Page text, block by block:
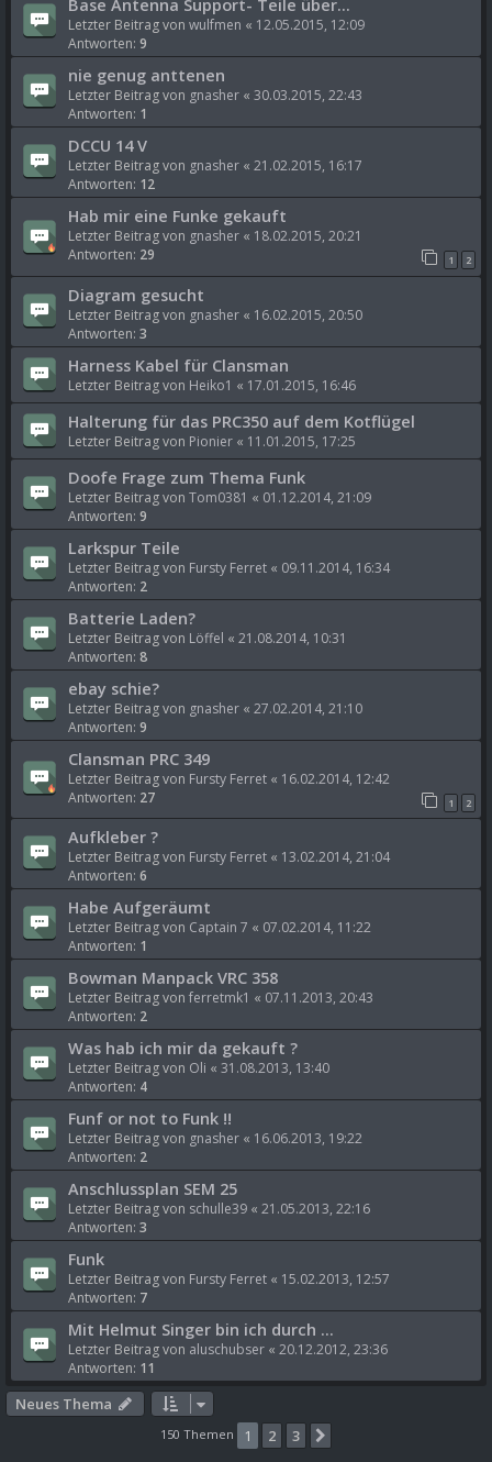
Base Antenna Support- Teile über...
Letzter Beitrag von wulfmen « 12.05.2015, 12:09
Antworten: 9
nie genug anttenen
Letzter Beitrag von gnasher « 30.03.2015, 22:43
Antworten: 1
DCCU 14 V
Letzter Beitrag von gnasher « 21.02.2015, 16:17
Antworten: 12
Hab mir eine Funke gekauft
Letzter Beitrag von gnasher « 18.02.2015, 20:21
Antworten: 29 1 2
Diagram gesucht
Letzter Beitrag von gnasher « 16.02.2015, 20:50
Antworten: 3
Harness Kabel für Clansman
Letzter Beitrag von Heiko1 « 17.01.2015, 16:46
Halterung für das PRC350 auf dem Kotflügel
Letzter Beitrag von Pionier « 11.01.2015, 17:25
Doofe Frage zum Thema Funk
Letzter Beitrag von Tom0381 « 01.12.2014, 21:09
Antworten: 9
Larkspur Teile
Letzter Beitrag von Fursty Ferret « 09.11.2014, 16:34
Antworten: 2
Batterie Laden?
Letzter Beitrag von Löffel « 21.08.2014, 10:31
Antworten: 8
ebay schie?
Letzter Beitrag von gnasher « 27.02.2014, 21:10
Antworten: 9
Clansman PRC 349
Letzter Beitrag von Fursty Ferret « 16.02.2014, 12:42
Antworten: 27 1 2
Aufkleber ?
Letzter Beitrag von Fursty Ferret « 13.02.2014, 21:04
Antworten: 6
Habe Aufgeräumt
Letzter Beitrag von Captain 7 « 07.02.2014, 11:22
Antworten: 1
Bowman Manpack VRC 358
Letzter Beitrag von ferretmk1 « 07.11.2013, 20:43
Antworten: 2
Was hab ich mir da gekauft ?
Letzter Beitrag von Oli « 31.08.2013, 13:40
Antworten: 4
Funf or not to Funk !!
Letzter Beitrag von gnasher « 16.06.2013, 19:22
Antworten: 2
Anschlussplan SEM 25
Letzter Beitrag von schulle39 « 21.05.2013, 22:16
Antworten: 3
Funk
Letzter Beitrag von Fursty Ferret « 15.02.2013, 12:57
Antworten: 7
Mit Helmut Singer bin ich durch ...
Letzter Beitrag von aluschubser « 20.12.2012, 23:36
Antworten: 11
Neues Thema
150 Themen 1 2 3